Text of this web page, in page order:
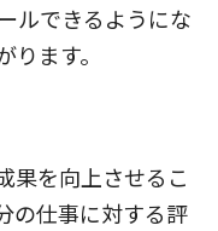
ルできるようにな
ます。
果を向上させるこ
の仕事に対する評